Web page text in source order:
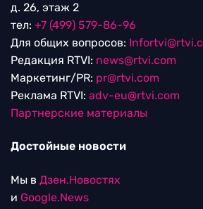
д. 26, этаж 2
тел: +7 (499) 579-86-96
Для общих вопросов:
Редакция RTVI: news@rtvi.com
Маркетинг/PR: pr@rtvi.com
Реклама RTVI: adv-eu@rtvi.com
Партнерские материалы
Достойные новости
Мы в Дзен.Новостях
и Google.News